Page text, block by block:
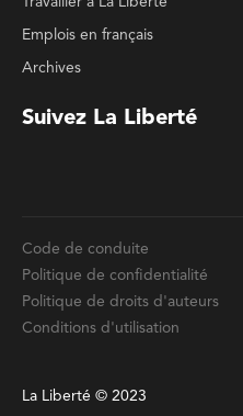
Politique de droits d'auteurs
La Liberté © 2023